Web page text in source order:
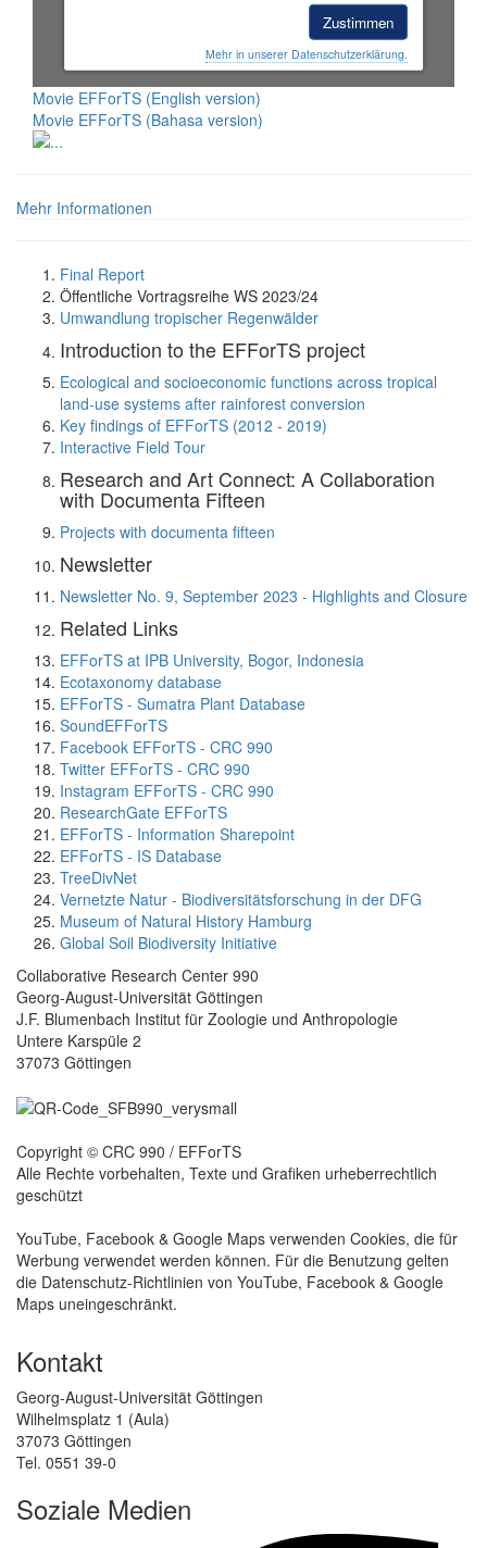
Zustimmen
Mehr in unserer Datenschutzerklärung.
Movie EFForTS (English version)
Movie EFForTS (Bahasa version)
Mehr Informationen
Final Report
Öffentliche Vortragsreihe WS 2023/24
Umwandlung tropischer Regenwälder
Introduction to the EFForTS project
Ecological and socioeconomic functions across tropical
land-use systems after rainforest conversion
Key findings of EFForTS (2012 - 2019)
Interactive Field Tour
Research and Art Connect: A Collaboration
with Documenta Fifteen
Projects with documenta fifteen
Newsletter
Newsletter No. 9, September 2023 - Highlights and Closure
Related Links
EFForTS at IPB University, Bogor, Indonesia
Ecotaxonomy database
EFForTS - Sumatra Plant Database
SoundEFForTS
Facebook EFForTS - CRC 990
Twitter EFForTS - CRC 990
Instagram EFForTS - CRC 990
ResearchGate EFForTS
EFForTS - Information Sharepoint
EFForTS - IS Database
TreeDivNet
Vernetzte Natur - Biodiversitätsforschung in der DFG
Museum of Natural History Hamburg
Global Soil Biodiversity Initiative
Collaborative Research Center 990
Georg-August-Universität Göttingen
J.F. Blumenbach Institut für Zoologie und Anthropologie
Untere Karspüle 2
37073 Göttingen
Copyright © CRC 990 / EFForTS
Alle Rechte vorbehalten, Texte und Grafiken urheberrechtlich
geschützt
YouTube, Facebook & Google Maps verwenden Cookies, die für
Werbung verwendet werden können. Für die Benutzung gelten
die Datenschutz-Richtlinien von YouTube, Facebook & Google
Maps uneingeschränkt.
Kontakt
Georg-August-Universität Göttingen
Wilhelmsplatz 1 (Aula)
37073 Göttingen
Tel. 0551 39-0
Soziale Medien